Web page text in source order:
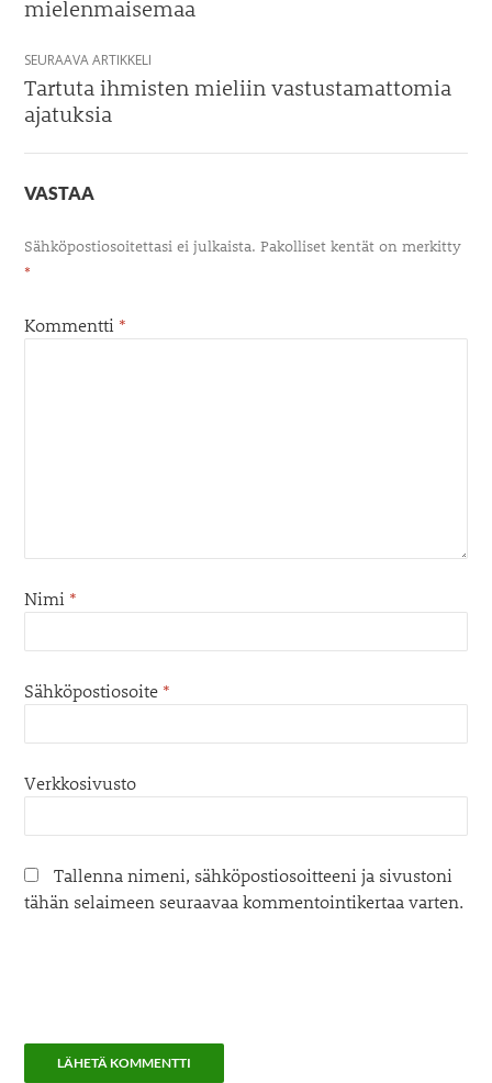
mielenmaisemaa
SEURAAVA ARTIKKELI
Tartuta ihmisten mieliin vastustamattomia
ajatuksia
VASTAA
Sähköpostiosoitettasi ei julkaista. Pakolliset kentät on merkitty
*
Kommentti *
Nimi *
Sähköpostiosoite *
Verkkosivusto
Tallenna nimeni, sähköpostiosoitteeni ja sivustoni
tähän selaimeen seuraavaa kommentointikertaa varten.